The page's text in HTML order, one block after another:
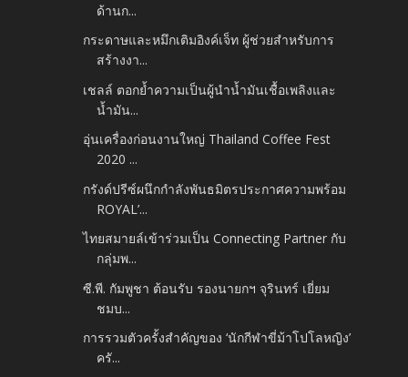
ด้านก...
กระดาษและหมึกเติมอิงค์เจ็ท ผู้ช่วยสำหรับการ
สร้างงา...
เชลล์ ตอกย้ำความเป็นผู้นำน้ำมันเชื้อเพลิงและ
น้ำมัน...
อุ่นเครื่องก่อนงานใหญ่ Thailand Coffee Fest
2020 ...
กรังด์ปรีซ์ผนึกกำลังพันธมิตรประกาศความพร้อม
ROYAL’...
ไทยสมายล์เข้าร่วมเป็น Connecting Partner กับ
กลุ่มพ...
ซี.พี. กัมพูชา ต้อนรับ รองนายกฯ จุรินทร์ เยี่ยม
ชมบ...
การรวมตัวครั้งสำคัญของ ‘นักกีฬาขี่ม้าโปโลหญิง’
ครั...